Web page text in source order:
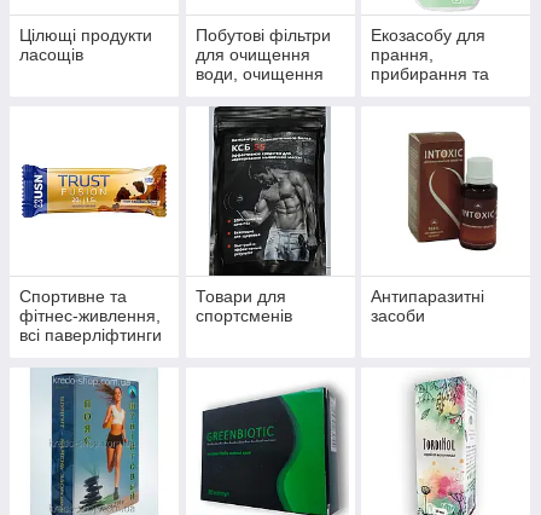
Цілющі продукти
ласощів
Побутові фільтри
для очищення
води, очищення
водопостачання й
опалення
Екозасобу для
прання,
прибирання та
Спортивне та
фітнес-живлення,
всі паверліфтинги
тренажери, одяг
Товари для
спортсменів
Антипаразитні
засоби